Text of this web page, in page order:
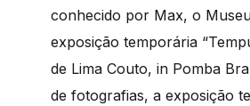
conhecido por Max, o
exposição temporária
de Lima Couto, in Pomba
de fotografias, a exposição